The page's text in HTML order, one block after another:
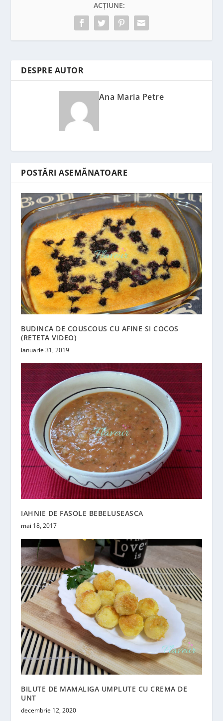
ACȚIUNE:
DESPRE AUTOR
Ana Maria Petre
POSTĂRI ASEMĂNATOARE
BUDINCA DE COUSCOUS CU AFINE SI COCOS
(RETETA VIDEO)
ianuarie 31, 2019
IAHNIE DE FASOLE BEBELUSEASCA
mai 18, 2017
BILUTE DE MAMALIGA UMPLUTE CU CREMA DE
UNT
decembrie 12, 2020